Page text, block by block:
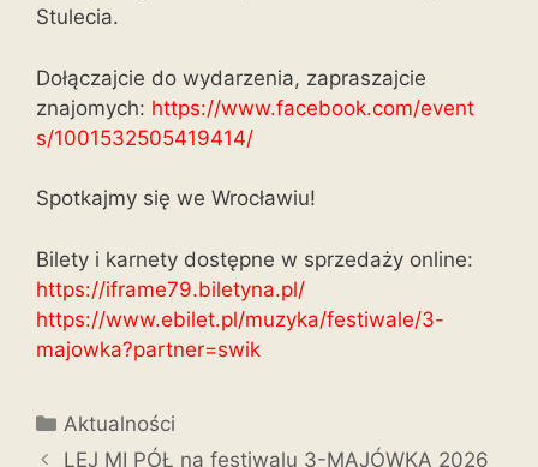
Stulecia.
Dołączajcie do wydarzenia, zapraszajcie
znajomych: https://www.facebook.com/event
s/1001532505419414/
Spotkajmy się we Wrocławiu!
Bilety i karnety dostępne w sprzedaży online:
https://iframe79.biletyna.pl/
https://www.ebilet.pl/muzyka/festiwale/3-
majowka?partner=swik
Aktualności
LEJ MI PÓŁ na festiwalu 3-MAJÓWKA 2026